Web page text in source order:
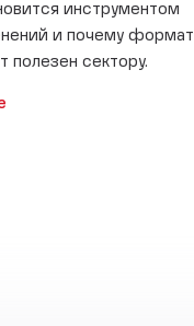
инструментом
и почему формат
полезен сектору.